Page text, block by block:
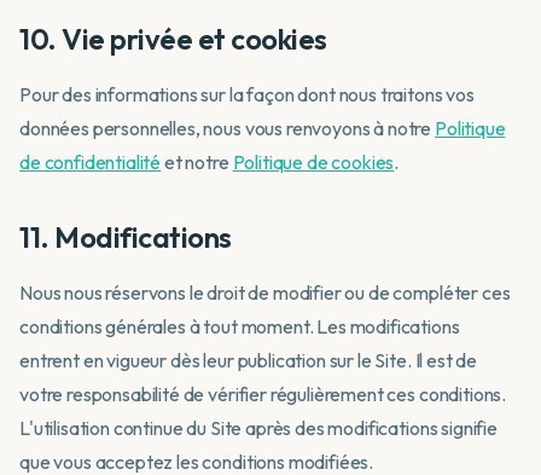
10. Vie privée et cookies
Pour des informations sur la façon dont nous traitons vos
données personnelles, nous vous renvoyons à notre Politique
de confidentialitéet notre Politique de cookies.
11. Modifications
Nous nous réservons le droit de modifier ou de compléter ces
conditions générales à tout moment. Les modifications
entrent en vigueur dès leur publication sur le Site. Il est de
votre responsabilité de vérifier régulièrement ces conditions.
L'utilisation continue du Site après des modifications signifie
que vous acceptez les conditions modifiées.